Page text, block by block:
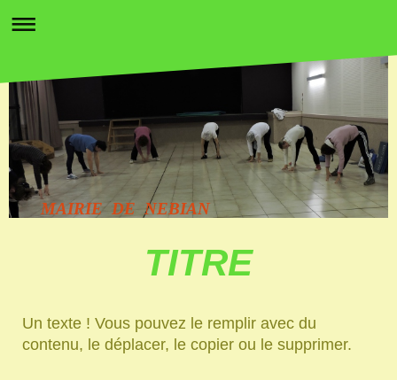
MAIRIE DE NEBIAN
TITRE
Un texte ! Vous pouvez le remplir avec du
contenu, le déplacer, le copier ou le supprimer.